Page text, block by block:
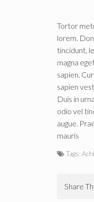
Tortor
lorem.
tincidunt,
magna
sapien.
sapien
Duis in
odio vel
augue.
mauris
Tags:
Share